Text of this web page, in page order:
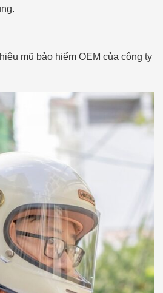
mũ bảo hiểm OEM của công ty